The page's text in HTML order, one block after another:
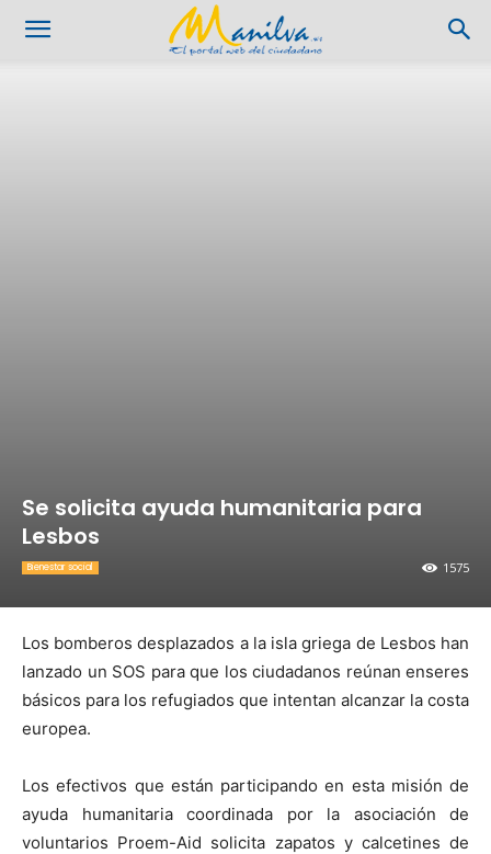
Se solicita ayuda humanitaria para
Lesbos
1575
Bienestar social
Los bomberos desplazados a la isla griega de Lesbos han
lanzado un SOS para que los ciudadanos reúnan enseres
básicos para los refugiados que intentan alcanzar la costa
europea.
Los efectivos que están participando en esta misión de
ayuda humanitaria coordinada por la asociación de
voluntarios Proem-Aid solicita zapatos y calcetines de